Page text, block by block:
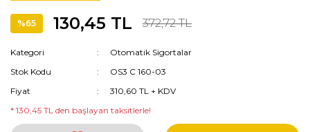
%65 130,45 TL 372,72 TL
Kategori
Otomatik Sigortalar
Stok Kodu
OS3 C 160-03
Fiyat
310,60 TL + KDV
* 130,45 TL den başlayan taksitlerle!